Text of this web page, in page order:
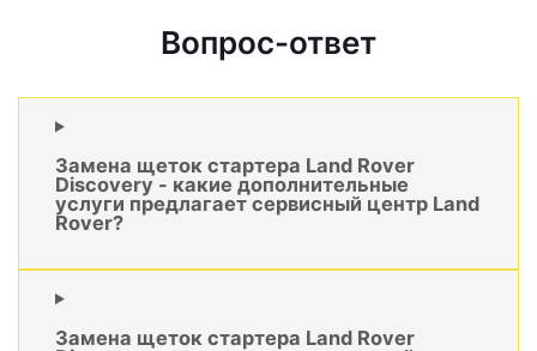
Вопрос-ответ
Замена щеток стартера Land Rover
Discovery - какие дополнительные
услуги предлагает сервисный центр Land
Rover?
Замена щеток стартера Land Rover